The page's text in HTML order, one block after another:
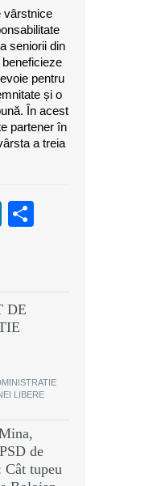
vârstnice
seniorii din
pentru
și o
În acest
partener în
a treia
LinkedIn
DE
LIBERE
de
tupeu